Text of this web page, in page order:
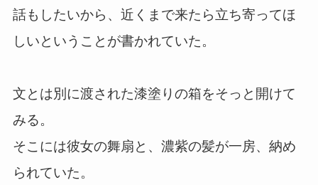
話もしたいから、近くまで来たら立ち寄ってほ
しいということが書かれていた。
文とは別に渡された漆塗りの箱をそっと開けて
みる。
そこには彼女の舞扇と、濃紫の髪が一房、納め
られていた。